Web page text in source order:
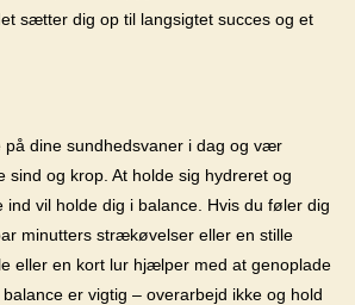
sætter dig op til langsigtet succes og et
på dine sundhedsvaner i dag og vær
og krop. At holde sig hydreret og
vil holde dig i balance. Hvis du føler dig
minutters strækøvelser eller en stille
eller en kort lur hjælper med at genoplade
er vigtig – overarbejd ikke og hold